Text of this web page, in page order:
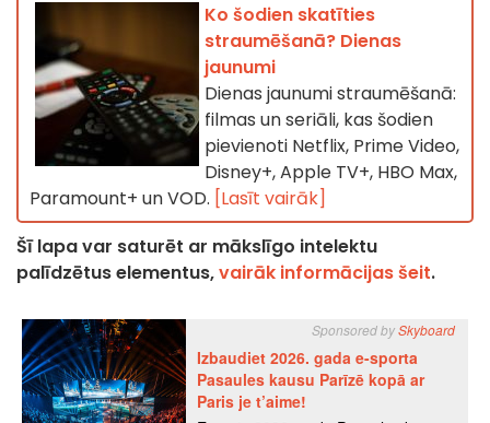
Ko šodien skatīties
straumēšanā? Dienas
jaunumi
Dienas jaunumi straumēšanā:
filmas un seriāli, kas šodien
pievienoti Netflix, Prime Video,
Disney+, Apple TV+, HBO Max,
Paramount+ un VOD. [Lasīt vairāk]
Šī lapa var saturēt ar mākslīgo intelektu
palīdzētus elementus,vairāk informācijas šeit.